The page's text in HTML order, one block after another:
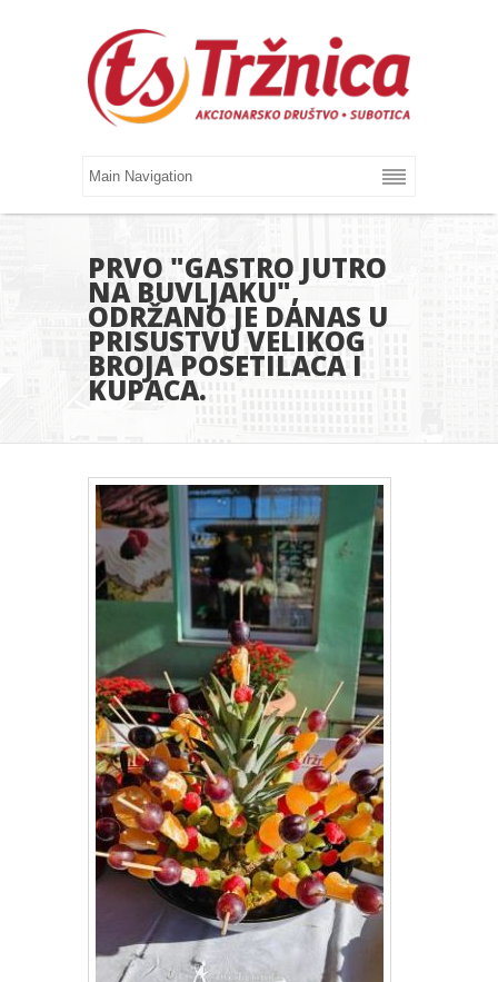
PRVO "GASTRO JUTRO
NA BUVLJAKU",
ODRŽANO JE DANAS U
PRISUSTVU VELIKOG
BROJA POSETILACA I
KUPACA.